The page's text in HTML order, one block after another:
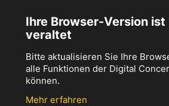
Ihre Browser-Version ist
veraltet
Bitte aktualisieren Sie Ihre
alle Funktionen der Digital
können.
Mehr erfahren